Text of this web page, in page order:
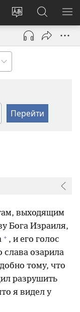
Изменить
язык
сайта
Войти
(открывается
новом
окне)
Поиск
по
jw.org
выходящим
Бога Израиля,
+ , и его голос
слава озарила
тому, что
разрушить
я видел у